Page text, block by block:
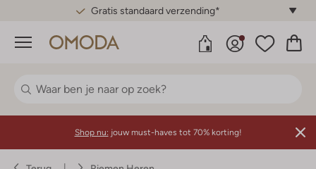
Gratis standaard verzending*
Menu
Shop nu: jouw must-haves tot 70% korting!